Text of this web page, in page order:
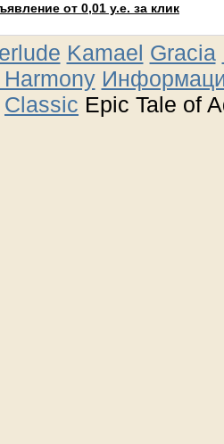
от 0,01 у.е. за клик
Kamael Gracia
Classic Epic Tale of